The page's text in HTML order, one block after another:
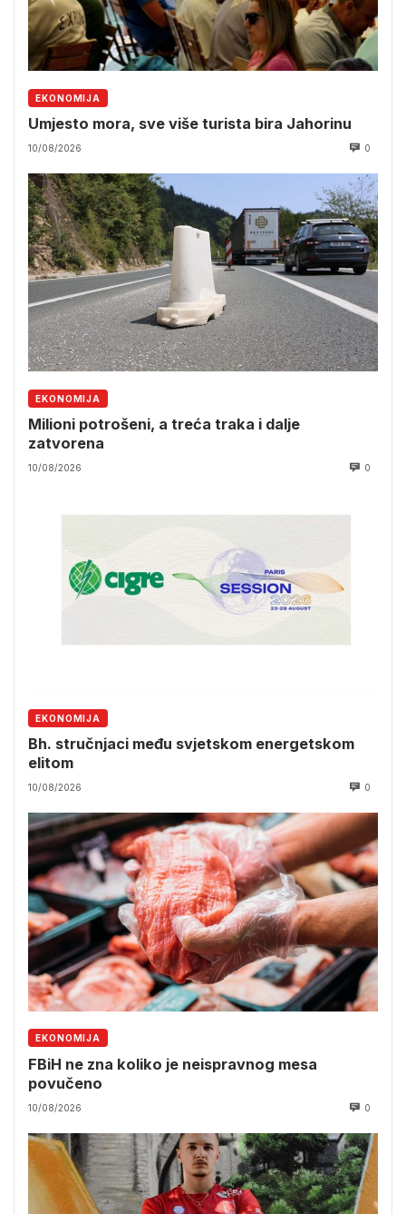
EKONOMIJA
Umjesto mora, sve više turista bira Jahorinu
10/08/2026 0
EKONOMIJA
Milioni potrošeni, a treća traka i dalje
zatvorena
10/08/2026 0
EKONOMIJA
Bh. stručnjaci među svjetskom energetskom
elitom
10/08/2026 0
EKONOMIJA
FBiH ne zna koliko je neispravnog mesa
povučeno
10/08/2026 0